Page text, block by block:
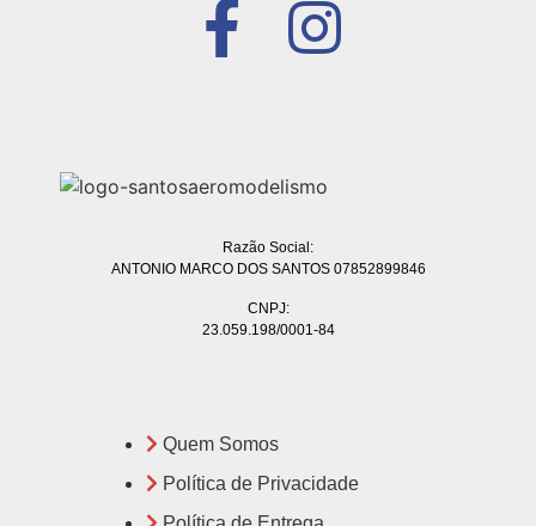
Razão Social:
ANTONIO MARCO DOS SANTOS 07852899846
CNPJ:
23.059.198/0001-84
Quem Somos
Política de Privacidade